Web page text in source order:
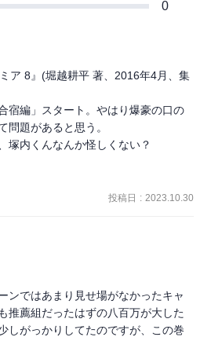
0
ア 8』(堀越耕平 著、2016年4月、集
宿編」スタート。やはり爆豪の口の
問題があると思う。
塚内くんなんか怪しくない？
投稿日 : 2023.10.30
ンではあまり見せ場がなかったキャ
推薦組だったはずの八百万が大した
しがっかりしてたのですが、この巻